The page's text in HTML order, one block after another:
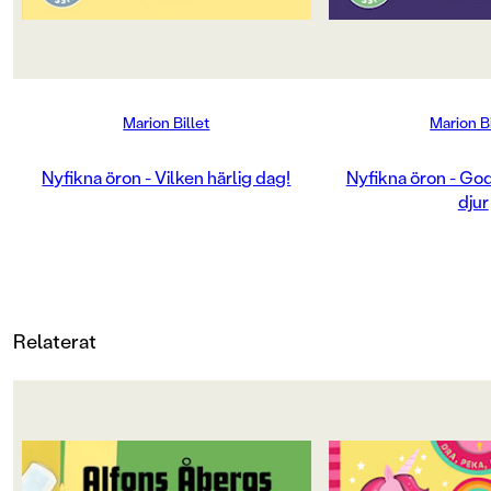
2025-05-09
Produktion
PAPPER
CE-MÄRKNING
ISBN
Marion Billet
Nyfikna öron - Vilken härlig dag!
Marion
Nyfikna öron -
djur
Relaterat
OM BOKEN OM BOKEN